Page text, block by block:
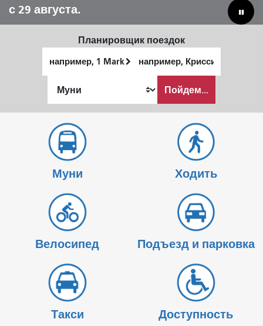
с 29 августа.
предприятий.
Планировщик поездок
местоположение
окончания
хочу
путешествовать
Пойдем...
Муни Ходить
Велосипед Подъезд и парковка
Такси Доступность